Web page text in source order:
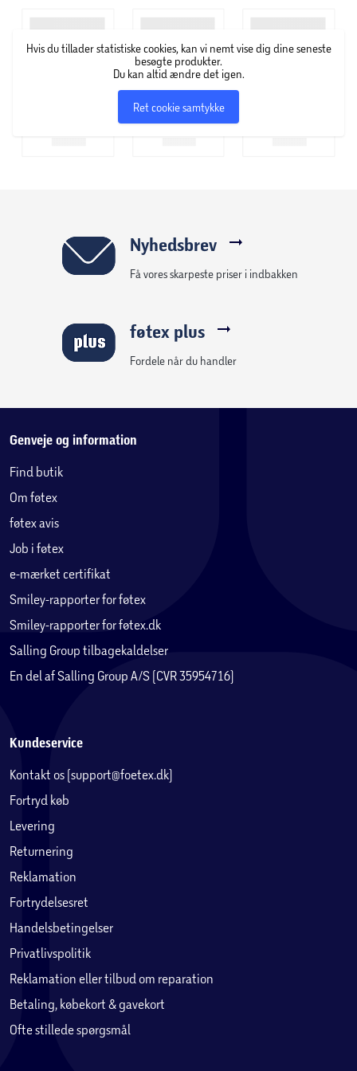
Hvis du tillader statistiske cookies, kan vi nemt vise dig dine seneste
besøgte produkter.
Du kan altid ændre det igen.
Ret cookie samtykke
Nyhedsbrev
Få vores skarpeste priser i indbakken
føtex plus
Fordele når du handler
Genveje og information
Find butik
Om føtex
føtex avis
Job i føtex
e-mærket certifikat
Smiley-rapporter for føtex
Smiley-rapporter for føtex.dk
Salling Group tilbagekaldelser
En del af Salling Group A/S (CVR 35954716)
Kundeservice
Kontakt os (support@foetex.dk)
Fortryd køb
Levering
Returnering
Reklamation
Fortrydelsesret
Handelsbetingelser
Privatlivspolitik
Reklamation eller tilbud om reparation
Betaling, købekort & gavekort
Ofte stillede spørgsmål